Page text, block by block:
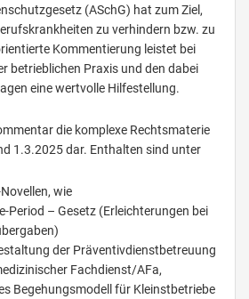
(ASchG) hat zum Ziel,
zu verhindern bzw. zu
Kommentierung leistet bei
betrieblichen Praxis und den dabei
eine wertvolle Hilfestellung.
die komplexe Rechtsmaterie
1.3.2025 dar. Enthalten sind unter
wie
Period – Gesetz (Erleichterungen bei
der Präventivdienstbetreuung
Fachdienst/AFa,
Begehungsmodell für Kleinstbetriebe